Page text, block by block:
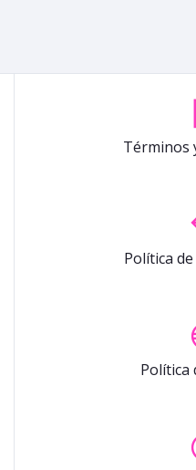
Términos
Política
Política